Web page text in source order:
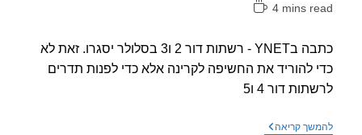
4 mins
כתבה בYNET - רשתות דור 2 ו3 בסלולר יסגרו. זאת לא
להוריד את החשיפה לקרינה אלא כדי לפנות תדרים
דור 4 ו5
קריאהכתבה